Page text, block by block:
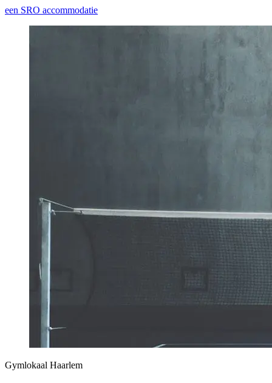
een SRO accommodatie
Gymlokaal Haarlem